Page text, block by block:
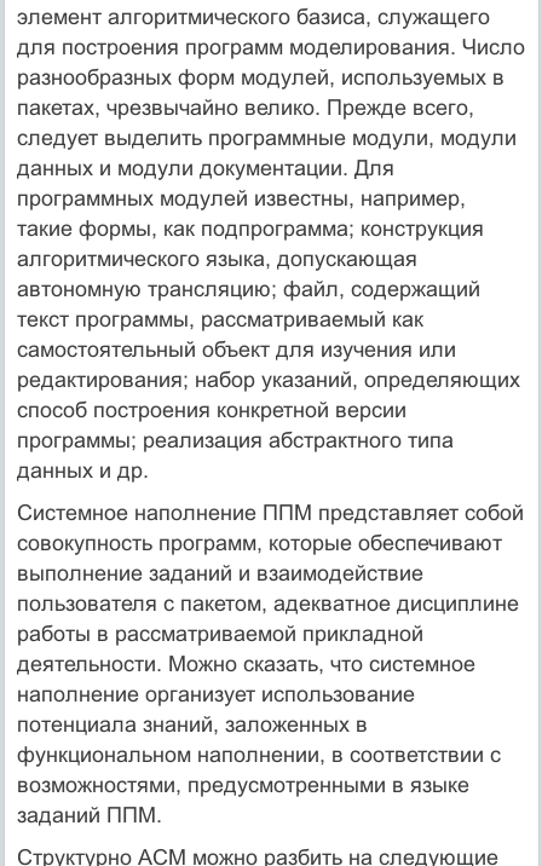
элемент алгоритмического базиса, служащего
для построения программ моделирования. Число
разнообразных форм модулей, используемых в
пакетах, чрезвычайно велико. Прежде всего,
следует выделить программные модули, модули
данных и модули документации. Для
программных модулей известны, например,
такие формы, как подпрограмма; конструкция
алгоритмического языка, допускающая
автономную трансляцию; файл, содержащий
текст программы, рассматриваемый как
самостоятельный объект для изучения или
редактирования; набор указаний, определяющих
способ построения конкретной версии
программы; реализация абстрактного типа
данных и др.
Системное наполнение ППМ представляет собой
совокупность программ, которые обеспечивают
выполнение заданий и взаимодействие
пользователя с пакетом, адекватное дисциплине
работы в рассматриваемой прикладной
деятельности. Можно сказать, что системное
наполнение организует использование
потенциала знаний, заложенных в
функциональном наполнении, в соответствии с
возможностями, предусмотренными в языке
заданий ППМ.
Структурно АСМ можно разбить на следующие